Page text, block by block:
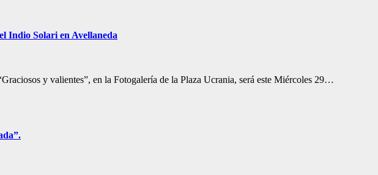
Indio Solari en Avellaneda
y valientes”, en la Fotogalería de la Plaza Ucrania, será este Miércoles 29…